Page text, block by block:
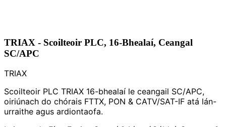
TRIAX - Scoilteoir PLC, 16-Bhealaí, Ceangal
SC/APC
TRIAX
Scoilteoir PLC TRIAX 16-bhealaí le ceangail SC/APC,
oiriúnach do chórais FTTX, PON & CATV/SAT-IF atá lán-
urraithe agus ardiontaofa.